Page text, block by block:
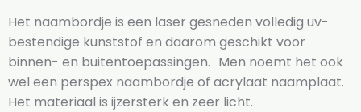
Het naambordje is een laser gesneden volledig uv-
bestendige kunststof en daarom geschikt voor
binnen- en buitentoepassingen. Men noemt het ook
wel een perspex naambordje of acrylaat naamplaat.
Het materiaal is ijzersterk en zeer licht.